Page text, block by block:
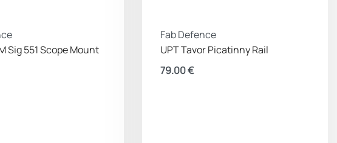
Sig 551 Scope Mount
Fab Defence
UPT Tavor Picatinny Rail
79.00€